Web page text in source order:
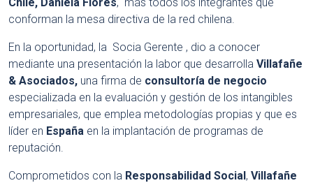
conforman la mesa directiva de la red chilena.
En la oportunidad, la Socia Gerente , dio a conocer
mediante una presentación la labor que desarrolla Villafañe
& Asociados, una firma de consultoría de negocio
especializada en la evaluación y gestión de los intangibles
empresariales, que emplea metodologías propias y que es
líder en España en la implantación de programas de
reputación.
Comprometidos con la Responsabilidad Social, Villafañe